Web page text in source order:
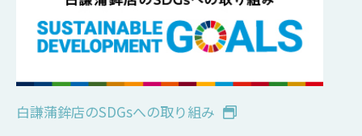
白謙蒲鉾店のSDGsへの取り組み